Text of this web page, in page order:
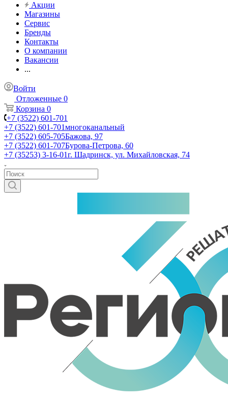
Акции
Магазины
Сервис
Бренды
Контакты
О компании
Вакансии
...
Войти
Отложенные 0
Корзина 0
+7 (3522) 601-701
+7 (3522) 601-701многоканальный
+7 (3522) 605-705Бажова, 97
+7 (3522) 601-707Бурова-Петрова, 60
+7 (35253) 3-16-01г. Шадринск, ул. Михайловская, 74